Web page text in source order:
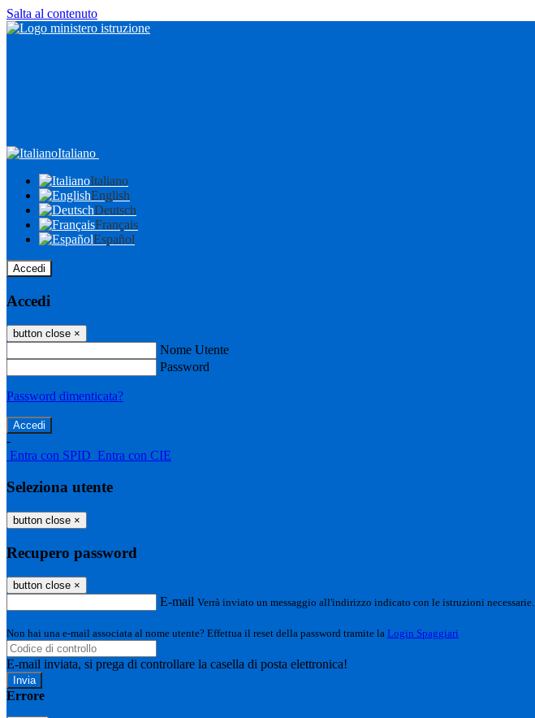
Salta al contenuto
Italiano
Italiano
English
Deutsch
Français
Español
Accedi
Accedi
button close ×
Nome Utente
Password
Password dimenticata?
-
Entra con SPID Entra con CIE
Seleziona utente
button close ×
Recupero password
button close ×
E-mail Verrà inviato un messaggio all'indirizzo indicato con le istruzioni necessarie.
Non hai una e-mail associata al nome utente? Effettua il reset della password tramite la Login Spaggiari
E-mail inviata, si prega di controllare la casella di posta elettronica!
Errore